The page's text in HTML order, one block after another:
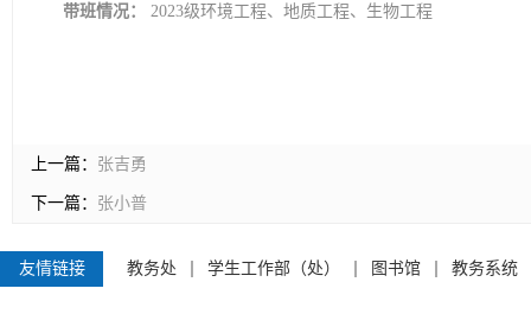
带班情况： 2023级环境工程、地质工程、生物工程
上一篇： 张吉勇
下一篇： 张小普
友情链接 教务处 学生工作部（处） 图书馆 教务系统